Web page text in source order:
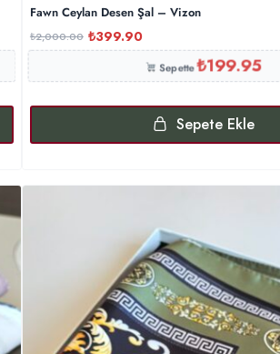
Fawn Ceylan Desen Şal – Vizon
₺2,000.00 ₺399.90
Sepette₺199.95
Sepete Ekle